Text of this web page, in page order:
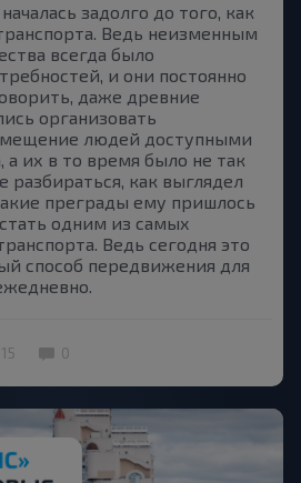
задолго до того, как
Ведь неизменным
всегда было
и они постоянно
даже древние
организовать
людей доступными
а их в то время было не так
как выглядел
преграды ему пришлось
одним из самых
Ведь сегодня это
способ передвижения для
0